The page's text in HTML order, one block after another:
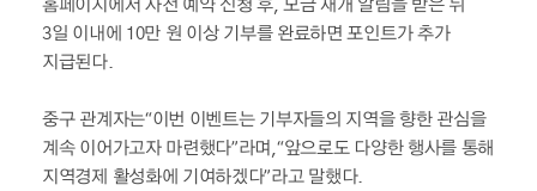
홈페이지에서 사전 예약 신청 후, 모금 재개 알림을 받은 뒤
3일 이내에 10만 원 이상 기부를 완료하면 포인트가 추가
지급된다.
중구 관계자는“이번 이벤트는 기부자들의 지역을 향한 관심을
계속 이어가고자 마련했다”라며,“앞으로도 다양한 행사를 통해
지역경제 활성화에 기여하겠다”라고 말했다.